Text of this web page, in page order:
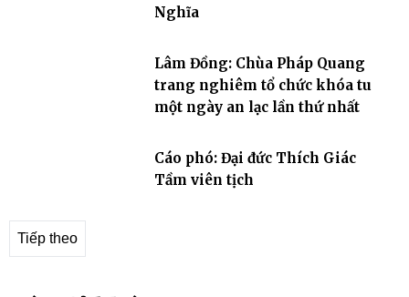
Nghĩa
Lâm Đồng: Chùa Pháp Quang
trang nghiêm tổ chức khóa tu
một ngày an lạc lần thứ nhất
Cáo phó: Đại đức Thích Giác
Tầm viên tịch
Tiếp theo